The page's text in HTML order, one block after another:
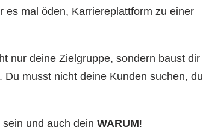
es mal öden, Karriereplattform zu einer
nur deine Zielgruppe, sondern baust dir
musst nicht deine Kunden suchen, du
sein und auch deinWARUM!